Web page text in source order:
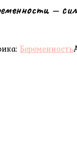
—
Беременность